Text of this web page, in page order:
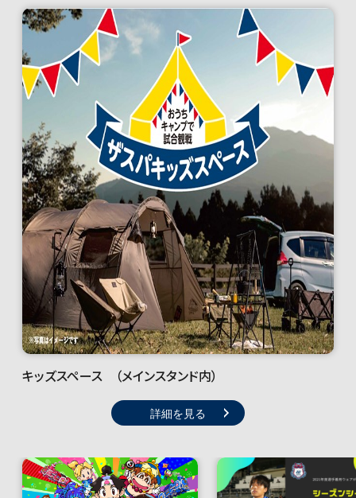
キッズスペース （メインスタンド内）
詳細を見る